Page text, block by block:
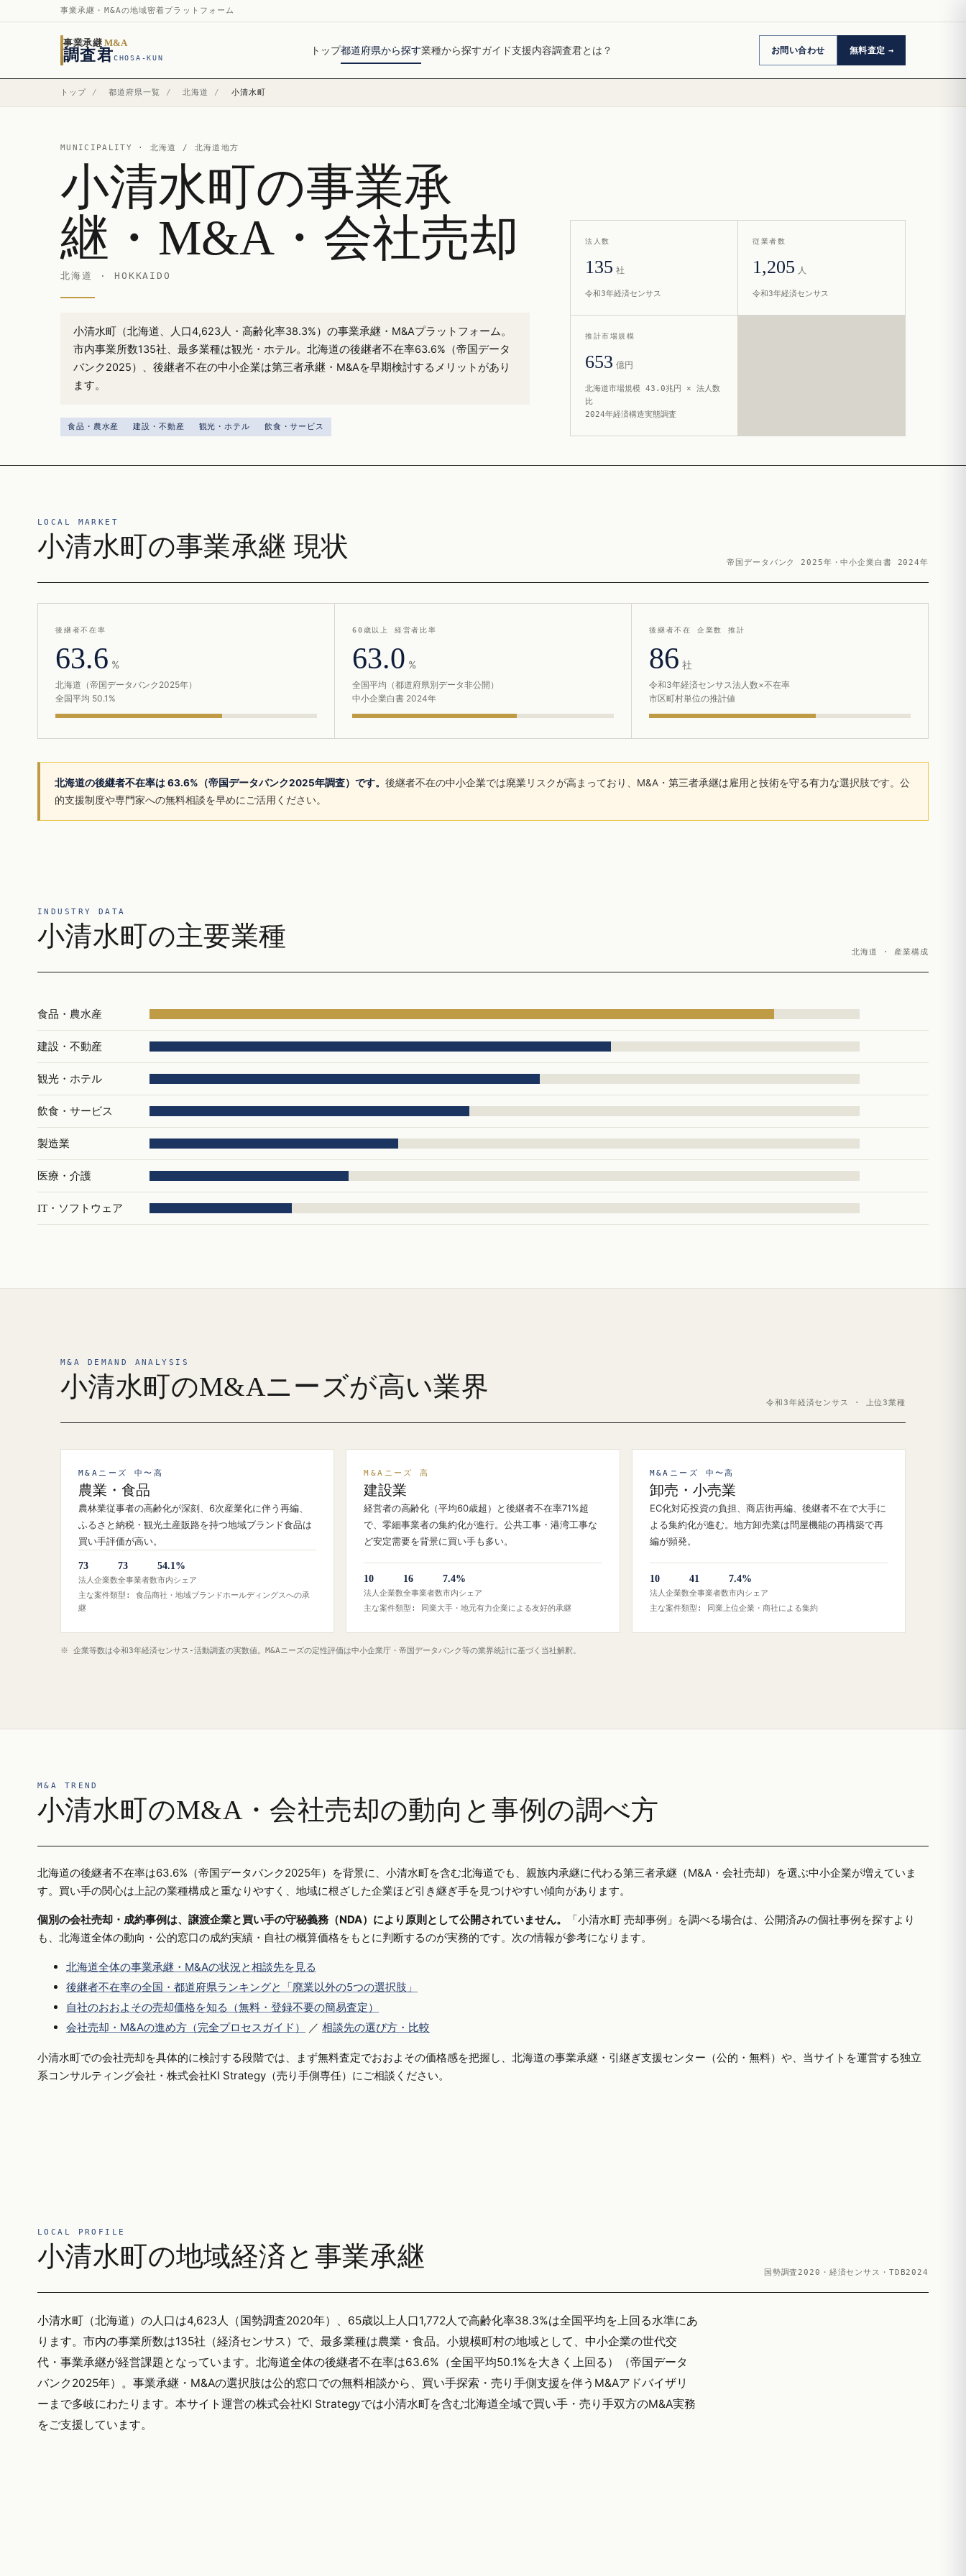
事業承継・M&Aの地域密着プラットフォーム
事業承継 M&A
調査君CHOSA-KUN
トップ都道府県から探す業種から探すガイド支援内容調査君とは？ お問い合わせ 無料査定
トップ / 都道府県一覧 / 北海道 / 小清水町
MUNICIPALITY · 北海道 / 北海道地方
小清水町の事業承
継・M&A・会社売却
北海道 · HOKKAIDO
小清水町（北海道、人口4,623人・高齢化率38.3%）の事業承継・M&Aプラットフォーム。
市内事業所数135社、最多業種は観光・ホテル。北海道の後継者不在率63.6%（帝国データ
バンク2025）、後継者不在の中小企業は第三者承継・M&Aを早期検討するメリットがあり
ます。
食品・農水産 建設・不動産 観光・ホテル 飲食・サービス
法人数
135 社
令和3年経済センサス
従業者数
1,205 人
令和3年経済センサス
推計市場規模
653 億円
北海道市場規模 43.0兆円 × 法人数
比
2024年経済構造実態調査
LOCAL MARKET
小清水町の事業承継 現状
帝国データバンク 2025年・中小企業白書 2024年
後継者不在率
63.6 %
北海道（帝国データバンク2025年）
全国平均 50.1%
60歳以上 経営者比率
63.0 %
全国平均（都道府県別データ非公開）
中小企業白書 2024年
後継者不在 企業数 推計
86 社
令和3年経済センサス法人数×不在率
市区町村単位の推計値
北海道の後継者不在率は 63.6%（帝国データバンク2025年調査）です。 後継者不在の中小企業では廃業リスクが高まっており、M&A・第三者承継は雇用と技術を守る有力な選択肢です。公
的支援制度や専門家への無料相談を早めにご活用ください。
INDUSTRY DATA
小清水町の主要業種
北海道 · 産業構成
食品・農水産
建設・不動産
観光・ホテル
飲食・サービス
製造業
医療・介護
IT・ソフトウェア
M&A DEMAND ANALYSIS
小清水町のM&Aニーズが高い業界
令和3年経済センサス · 上位3業種
M&Aニーズ 中〜高
農業・食品
農林業従事者の高齢化が深刻、6次産業化に伴う再編、
ふるさと納税・観光土産販路を持つ地域ブランド食品は
買い手評価が高い。
73
法人企業数
73
全事業者数
54.1%
市内シェア
主な案件類型: 食品商社・地域ブランドホールディングスへの承
継
M&Aニーズ 高
建設業
経営者の高齢化（平均60歳超）と後継者不在率71%超
で、零細事業者の集約化が進行。公共工事・港湾工事な
ど安定需要を背景に買い手も多い。
10
法人企業数
16
全事業者数
7.4%
市内シェア
主な案件類型: 同業大手・地元有力企業による友好的承継
M&Aニーズ 中〜高
卸売・小売業
EC化対応投資の負担、商店街再編、後継者不在で大手に
よる集約化が進む。地方卸売業は問屋機能の再構築で再
編が頻発。
10
法人企業数
41
全事業者数
7.4%
市内シェア
主な案件類型: 同業上位企業・商社による集約
※ 企業等数は令和3年経済センサス‐活動調査の実数値。M&Aニーズの定性評価は中小企業庁・帝国データバンク等の業界統計に基づく当社解釈。
M&A TREND
小清水町のM&A・会社売却の動向と事例の調べ方
北海道の後継者不在率は63.6%（帝国データバンク2025年）を背景に、小清水町を含む北海道でも、親族内承継に代わる第三者承継（M&A・会社売却）を選ぶ中小企業が増えていま
す。買い手の関心は上記の業種構成と重なりやすく、地域に根ざした企業ほど引き継ぎ手を見つけやすい傾向があります。
個別の会社売却・成約事例は、譲渡企業と買い手の守秘義務（NDA）により原則として公開されていません。
「小清水町 売却事例」を調べる場合は、公開済みの個社事例を探すより
も、北海道全体の動向・公的窓口の成約実績・自社の概算価格をもとに判断するのが実務的です。次の情報が参考になります。
北海道全体の事業承継・M&Aの状況と相談先を見る
後継者不在率の全国・都道府県ランキングと「廃業以外の5つの選択肢」
自社のおおよその売却価格を知る（無料・登録不要の簡易査定）
会社売却・M&Aの進め方（完全プロセスガイド）
／ 相談先の選び方・比較
小清水町での会社売却を具体的に検討する段階では、まず無料査定でおおよその価格感を把握し、北海道の事業承継・引継ぎ支援センター（公的・無料）や、当サイトを運営する独立
系コンサルティング会社・株式会社KI Strategy（売り手側専任）にご相談ください。
LOCAL PROFILE
小清水町の地域経済と事業承継
国勢調査2020・経済センサス・TDB2024
小清水町（北海道）の人口は4,623人（国勢調査2020年）、65歳以上人口1,772人で高齢化率38.3%は全国平均を上回る水準にあ
ります。市内の事業所数は135社（経済センサス）で、最多業種は農業・食品。小規模町村の地域として、中小企業の世代交
代・事業承継が経営課題となっています。北海道全体の後継者不在率は63.6%（全国平均50.1%を大きく上回る）（帝国データ
バンク2025年）。事業承継・M&Aの選択肢は公的窓口での無料相談から、買い手探索・売り手側支援を伴うM&Aアドバイザリ
ーまで多岐にわたります。本サイト運営の株式会社KI Strategyでは小清水町を含む北海道全域で買い手・売り手双方のM&A実務
をご支援しています。